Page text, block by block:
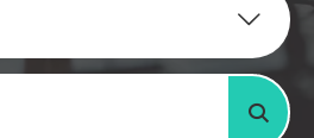
搜尋